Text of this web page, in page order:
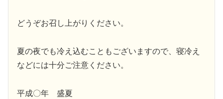
どうぞお召し上がりください。
夏の夜でも冷え込むこともございますので、寝冷え
などには十分ご注意ください。
平成〇年 盛夏